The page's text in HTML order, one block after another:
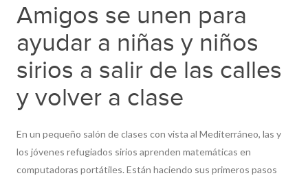
Amigos se unen para
ayudar a niñas y niños
sirios a salir de las calles
y volver a clase
En un pequeño salón de clases con vista al Mediterráneo, las y
los jóvenes refugiados sirios aprenden matemáticas en
computadoras portátiles. Están haciendo sus primeros pasos